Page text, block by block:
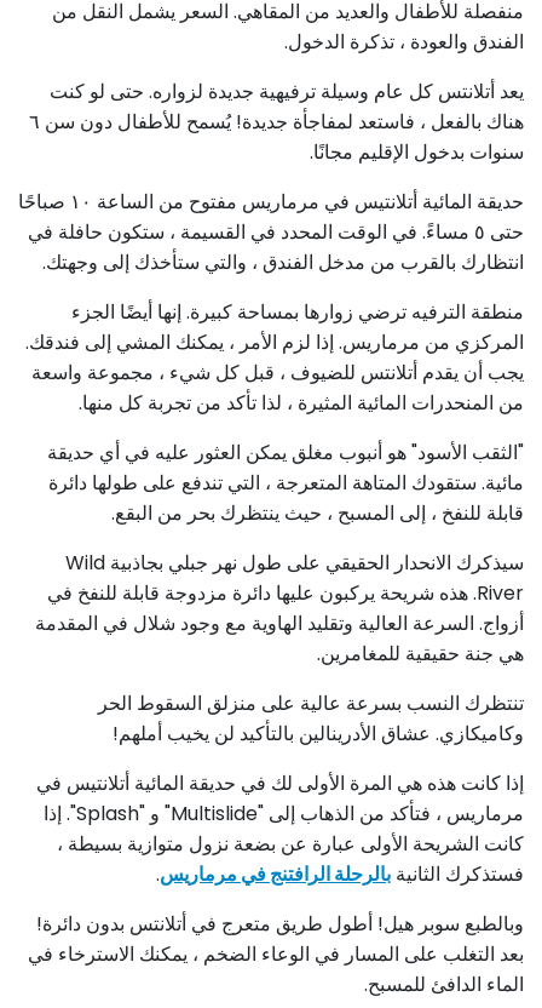
منفصلة للأطفال والعديد من المقاهي. السعر يشمل النقل من
الفندق والعودة ، تذكرة الدخول.
يعد أتلانتس كل عام وسيلة ترفيهية جديدة لزواره. حتى لو كنت
هناك بالفعل ، فاستعد لمفاجأة جديدة! يُسمح للأطفال دون سن ٦
سنوات بدخول الإقليم مجانًا.
حديقة المائية أتلانتيس في مرماريس مفتوح من الساعة ١٠ صباحًا
حتى ٥ مساءً. في الوقت المحدد في القسيمة ، ستكون حافلة في
انتظارك بالقرب من مدخل الفندق ، والتي ستأخذك إلى وجهتك.
منطقة الترفيه ترضي زوارها بمساحة كبيرة. إنها أيضًا الجزء
المركزي من مرماريس. إذا لزم الأمر ، يمكنك المشي إلى فندقك.
يجب أن يقدم أتلانتس للضيوف ، قبل كل شيء ، مجموعة واسعة
من المنحدرات المائية المثيرة ، لذا تأكد من تجربة كل منها.
"الثقب الأسود" هو أنبوب مغلق يمكن العثور عليه في أي حديقة
مائية. ستقودك المتاهة المتعرجة ، التي تندفع على طولها دائرة
قابلة للنفخ ، إلى المسبح ، حيث ينتظرك بحر من البقع.
سيذكرك الانحدار الحقيقي على طول نهر جبلي بجاذبية Wild
River. هذه شريحة يركبون عليها دائرة مزدوجة قابلة للنفخ في
أزواج. السرعة العالية وتقليد الهاوية مع وجود شلال في المقدمة
هي جنة حقيقية للمغامرين.
تنتظرك النسب بسرعة عالية على منزلق السقوط الحر
وكاميكازي. عشاق الأدرينالين بالتأكيد لن يخيب أملهم!
إذا كانت هذه هي المرة الأولى لك في حديقة المائية أتلانتيس في
مرماريس ، فتأكد من الذهاب إلى "Multislide" و "Splash". إذا
كانت الشريحة الأولى عبارة عن بضعة نزول متوازية بسيطة ،
فستذكرك الثانية بالرحلة الرافتنج في مرماريس.
وبالطبع سوبر هيل! أطول طريق متعرج في أتلانتس بدون دائرة!
بعد التغلب على المسار في الوعاء الضخم ، يمكنك الاسترخاء في
الماء الدافئ للمسبح.